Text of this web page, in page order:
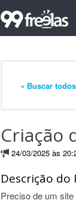
« Buscar
Criação
24/03/2025 às
Descrição do
Preciso de um